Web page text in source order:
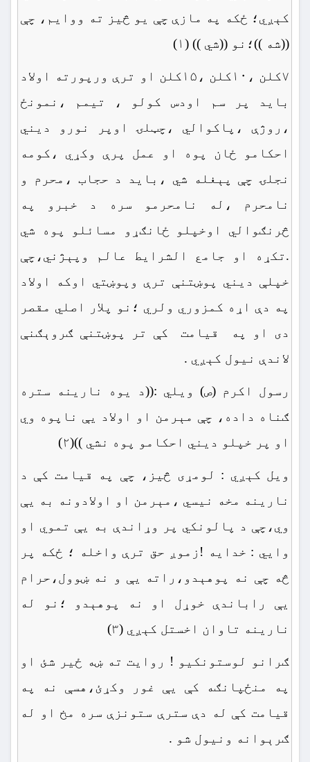
کېږي؛ ځکه په مازې چې یو څيز ته ووایم، چې
((شه ))؛نو ((شي )) (۱)
۷کلن ،۱۰کلن ،۱۵کلن او ترې ورپورته اولاد
باید پر سم اودس کولو ، تیمم ،نمونځ
،روژې ،پاکوالي ،چټلۍ اوپر نورو دیني
احکامو ځان پوه او عمل پرې وکړي ،کومه
نجلۍ چې پېغله شي ،باید د حجاب ،محرم و
نامحرم ،له نامحرمو سره د خبرو په
څرنګوالي اوخپلو ځانګړو مسائلو پوه شي
.تکړه او جامع الشرایط عالم وپېژني،چې
خپلې دیني پوښتنې ترې وپوښتي اوکه اولاد
په دې اړه کمزوري ولري ؛نو پلار اصلي مقصر
دی او په قیامت کې تر پوښتنې ګروېګنې
لاندې نيول کېږي .
رسول اکرم (ص) ویلي :((د یوه نارینه ستره
ګناه داده، چې مېرمن او اولاد یې ناپوه وي
او پر خپلو دیني احکامو پوه نشي ))(۲)
ویل کېږي : لومړی څيز، چې په قیامت کې د
نارینه مخه نیسي ،مېرمن او اولادونه به یې
وي،چې د پالونکي پر وړاندې به یې تموي او
وایي : خدایه !زموږ حق ترې واخله ؛ ځکه پر
څه چې نه پوهېدو،راته یې و نه ښوول،حرام
یې راباندې خوړل او نه پوهېدو ؛نو له
نارینه تاوان اخستل کېږي (۳)
ګرانو لوستونکیو ! روایت ته ښه ځير شئ او
په منځپانګه کې یې غور وکړئ،هسې نه په
قیامت کې له دې سترې ستونزې سره مخ او له
ګرېوانه ونیول شو .